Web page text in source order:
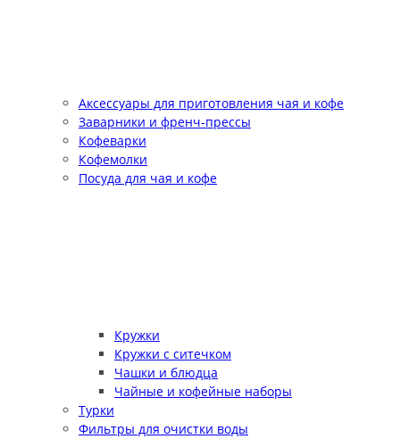
Аксессуары для приготовления чая и кофе
Заварники и френч-прессы
Кофеварки
Кофемолки
Посуда для чая и кофе
Кружки
Кружки с ситечком
Чашки и блюдца
Чайные и кофейные наборы
Турки
Фильтры для очистки воды